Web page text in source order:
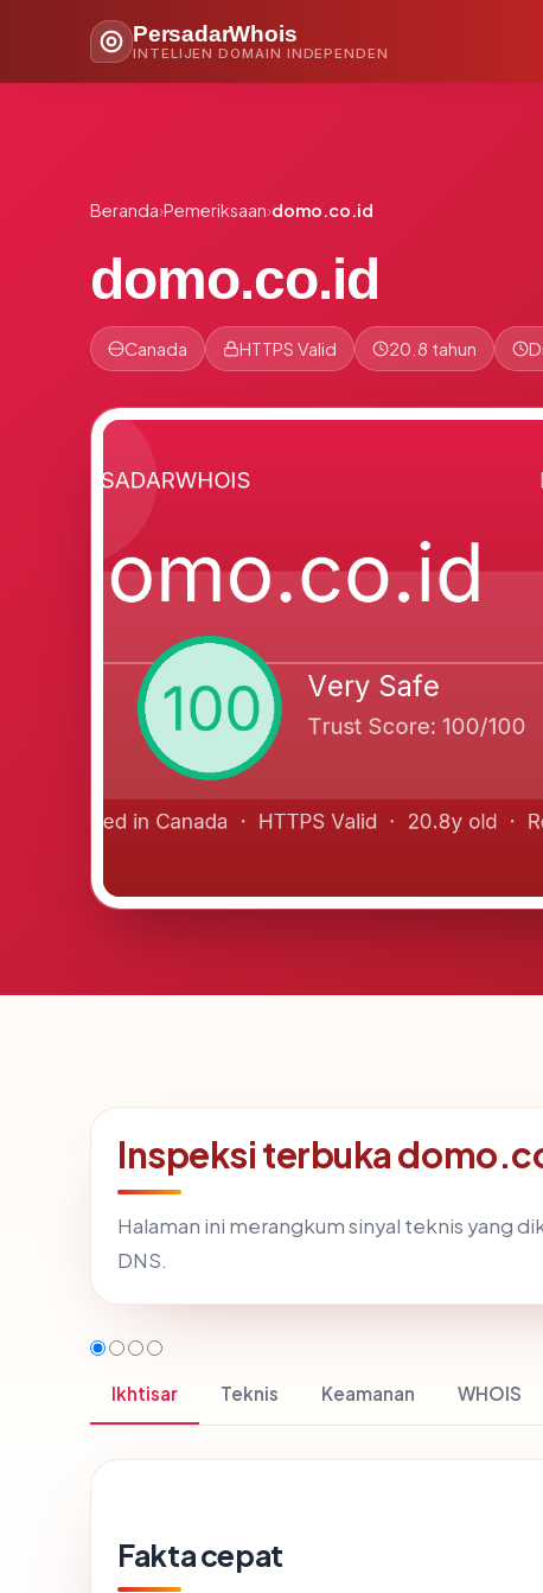
PersadarWhois
INTELIJEN DOMAIN INDEPENDEN
Beranda›Pemeriksaan›domo.co.id
domo.co.id
Canada HTTPS Valid 20.8 tahun
Inspeksi terbuka
Halaman ini merangkum sinyal teknis yang
DNS.
Ikhtisar Teknis Keamanan WHOIS
Fakta cepat